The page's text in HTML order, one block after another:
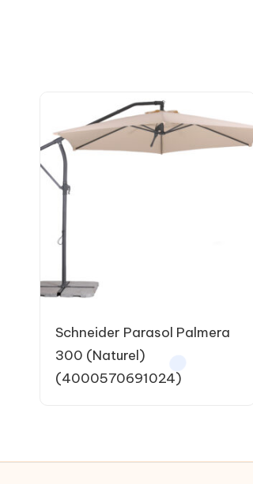
Schneider Parasol Palmera
300 (Naturel)
(4000570691024)